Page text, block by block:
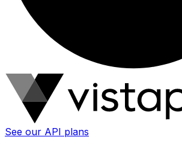
See our API plans